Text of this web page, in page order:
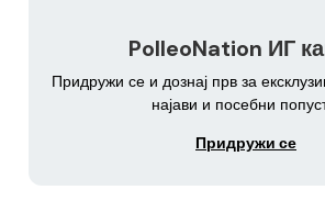
PolleoNation ИГ
Придружи се и дознај прв за
најави и посебни
Придружи се